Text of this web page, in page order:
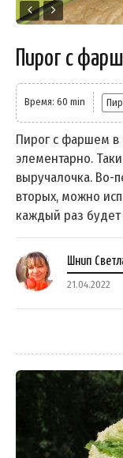
Пирог с
Время: 60 min
Пирог с фаршем в
элементарно.
выручалочка. Во-
вторых, можно
каждый раз
Шнип
21.04.2022